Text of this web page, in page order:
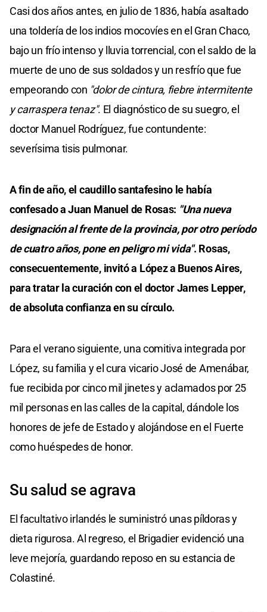
Casi dos años antes, en julio de 1836, había asaltado
una toldería de los indios mocovíes en el Gran Chaco,
bajo un frío intenso y lluvia torrencial, con el saldo de la
muerte de uno de sus soldados y un resfrío que fue
empeorando con "dolor de cintura, fiebre intermitente
y carraspera tenaz". El diagnóstico de su suegro, el
doctor Manuel Rodríguez, fue contundente:
severísima tisis pulmonar.
A fin de año, el caudillo santafesino le había
confesado a Juan Manuel de Rosas: "Una nueva
designación al frente de la provincia, por otro período
de cuatro años, pone en peligro mi vida". Rosas,
consecuentemente, invitó a López a Buenos Aires,
para tratar la curación con el doctor James Lepper,
de absoluta confianza en su círculo.
Para el verano siguiente, una comitiva integrada por
López, su familia y el cura vicario José de Amenábar,
fue recibida por cinco mil jinetes y aclamados por 25
mil personas en las calles de la capital, dándole los
honores de jefe de Estado y alojándose en el Fuerte
como huéspedes de honor.
Su salud se agrava
El facultativo irlandés le suministró unas píldoras y
dieta rigurosa. Al regreso, el Brigadier evidenció una
leve mejoría, guardando reposo en su estancia de
Colastiné.